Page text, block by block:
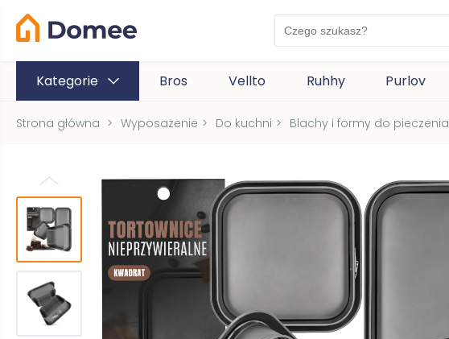
Kategorie Bros Vellto Ruhhy Purlov
Strona główna > Wyposażenie > Do kuchni > Blachy i formy do pieczenia